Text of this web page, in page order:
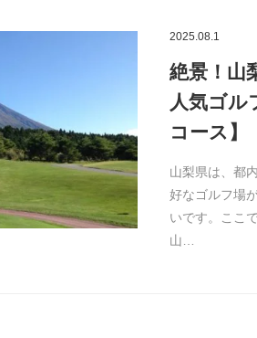
2025.08.1
絶景！山
人気ゴル
コース】
山梨県は、都
好なゴルフ場
いです。ここ
山…